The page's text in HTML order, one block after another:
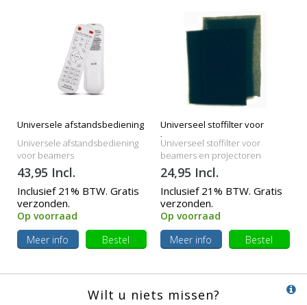
Universele afstandsbediening
Universele afstandsbediening
voor beamers
43,95 Incl.
Inclusief 21% BTW. Gratis
verzonden.
Op voorraad
Meer info
Bestel
Universeel stoffilter voor
beamers
Universeel stoffilter voor
beamers en projectoren
24,95 Incl.
Inclusief 21% BTW. Gratis
verzonden.
Op voorraad
Meer info
Bestel
Wilt u niets missen?